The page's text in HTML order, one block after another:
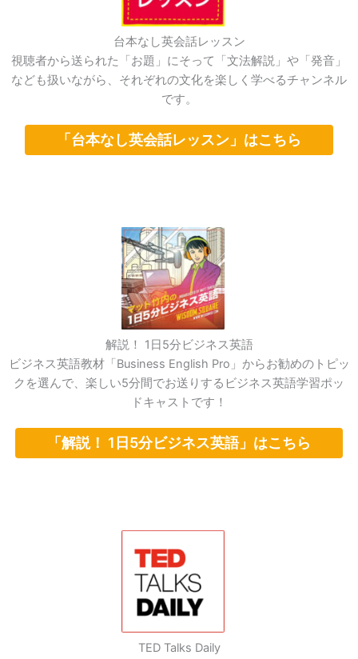
台本なし英会話レッスン
視聴者から送られた「お題」にそって「文法解説」や「発音」
なども扱いながら、それぞれの文化を楽しく学べるチャンネル
です。
「台本なし英会話レッスン」はこちら
解説！ 1日5分ビジネス英語
ビジネス英語教材「Business English Pro」からお勧めのトピッ
クを選んで、楽しい5分間でお送りするビジネス英語学習ポッ
ドキャストです！
「解説！ 1日5分ビジネス英語」はこちら
TED Talks Daily